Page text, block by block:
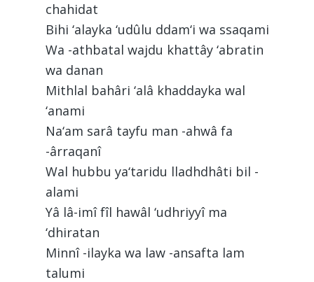
chahidat
Bihi ‘alayka ‘udûlu ddam‘i wa ssaqami
Wa -athbatal wajdu khattây ‘abratin
wa danan
Mithlal bahâri ‘alâ khaddayka wal
‘anami
Na‘am sarâ tayfu man -ahwâ fa
-ârraqanî
Wal hubbu ya‘taridu lladhdhâti bil -
alami
Yâ lâ-imî fîl hawâl ‘udhriyyî ma
‘dhiratan
Minnî -ilayka wa law -ansafta lam
talumi